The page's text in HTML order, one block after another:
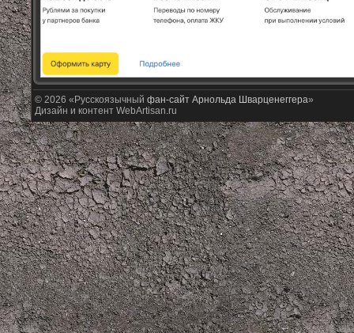
© 2026 «Русскоязычный фан-сайт Арнольда Шварценеггера»
Дизайн и контент WebArtisan.ru